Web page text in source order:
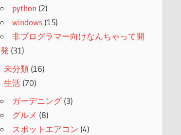
python (2)
windows(15)
非プログラマー向けなんちゃって開
発 (31)
未分類(16)
生活(70)
ガーデニング(3)
グルメ (8)
スポットエアコン (4)